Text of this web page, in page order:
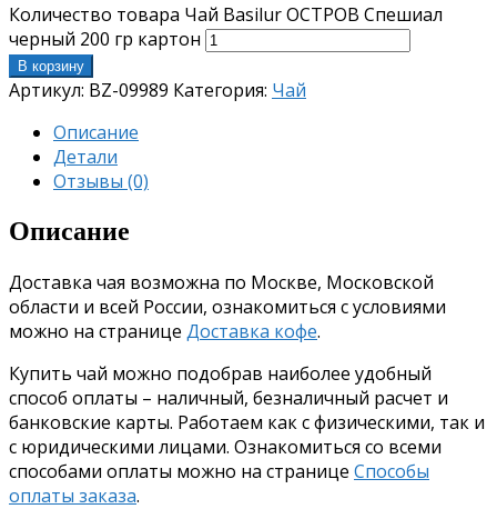
Количество товара Чай Basilur ОСТРОВ Спешиал
черный 200 гр картон
В корзину
Артикул: BZ-09989 Категория: Чай
Описание
Детали
Отзывы (0)
Описание
Доставка чая возможна по Москве, Московской
области и всей России, ознакомиться с условиями
можно на странице Доставка кофе.
Купить чай можно подобрав наиболее удобный
способ оплаты – наличный, безналичный расчет и
банковские карты. Работаем как с физическими, так и
с юридическими лицами. Ознакомиться со всеми
способами оплаты можно на странице Способы
оплаты заказа.